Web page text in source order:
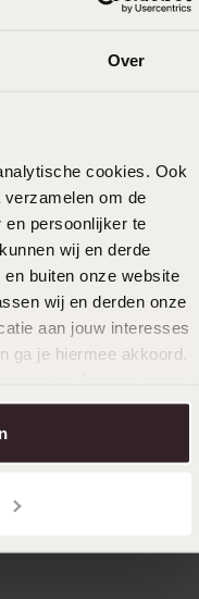
Over
cookies. Ook
om de
persoonlijker te
wij en derde
buiten onze website
wij en derden onze
aan jouw interesses
ga je hiermee akkoord.